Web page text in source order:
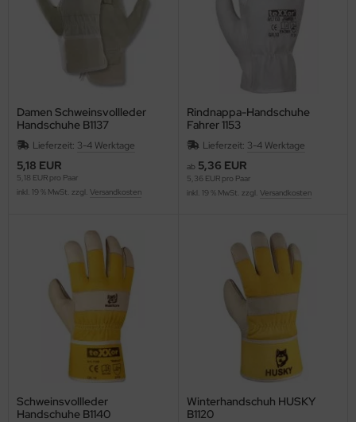
Damen Schweinsvollleder
Handschuhe B1137
Lieferzeit: 3-4 Werktage
5,18 EUR
5,18 EUR pro Paar
inkl. 19 % MwSt. zzgl. Versandkosten
Rindnappa-Handschuhe
Fahrer 1153
Lieferzeit: 3-4 Werktage
ab 5,36 EUR
5,36 EUR pro Paar
inkl. 19 % MwSt. zzgl. Versandkosten
Schweinsvollleder
Handschuhe B1140
Winterhandschuh HUSKY
B1120